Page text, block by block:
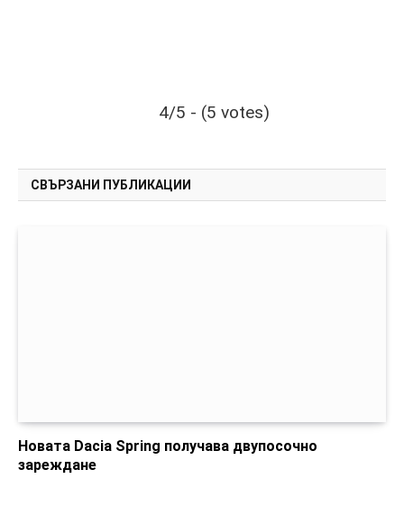
4/5 - (5 votes)
СВЪРЗАНИ ПУБЛИКАЦИИ
Новата Dacia Spring получава двупосочно
зареждане